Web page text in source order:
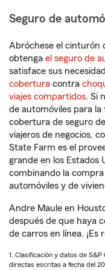
Seguro de
Abróchese el cinturón
obtenga el seguro de
satisface sus
cobertura contra
viajes compartidos. Si
de automóviles para
cobertura de seguro
viajeros de negocios,
State Farm es el
grande en los Estados
combinando la
automóviles y de
Andre Maule en
después de que haya
de carros en línea. ¡Es
1. Clasificación y datos de
directas escritas a fecha del